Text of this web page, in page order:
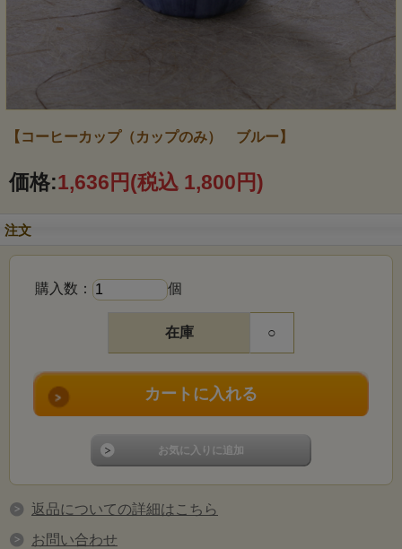
【コーヒーカップ（カップのみ） ブルー】
価格:1,636円(税込 1,800円)
注文
購入数： 個
在庫 ○
返品についての詳細はこちら
お問い合わせ